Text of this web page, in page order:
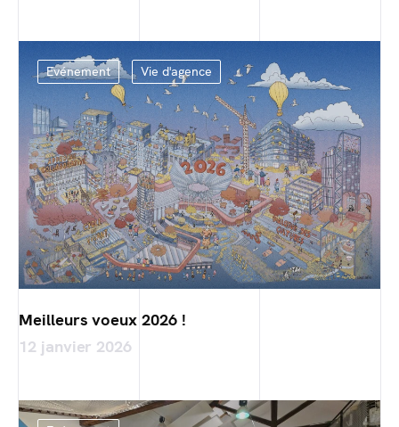
Evénement Vie d'agence
Meilleurs voeux 2026 !
12 janvier 2026